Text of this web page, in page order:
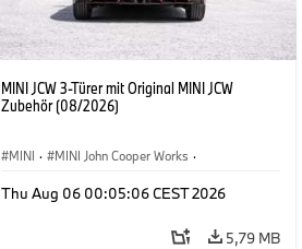
MINI JCW 3-Türer mit Original MINI JCW
Zubehör (08/2026)
MINI · MINI John Cooper Works ·
Sonderausstattungen, Zubehör
Thu Aug 06 00:05:06 CEST 2026
5,79 MB